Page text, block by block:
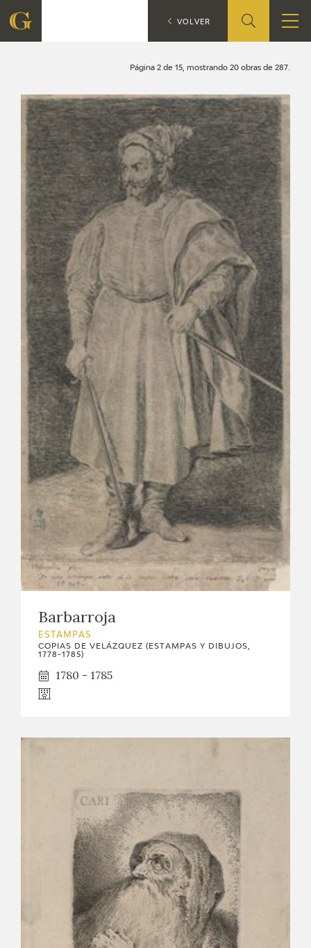
QUIENES SOMOS
CENTRO DE INVESTIGACIÓN Y DOCUMENTACIÓN
ACCIÓN CORPORATIVA
SEDE
CONTACTO
PROGRAMACIÓN
EXPOSICIONES
ACTIVIDADES
ACTUALIDAD
BLOG CUADERNO ITALIANO
FRANCISCO DE GOYA
CRONOLOGÍA
CATÁLOGO
GOYA EN EL MUNDO
PUBLICACIONES
TIENDA ONLINE
Página 2 de 15, mostrando 20 obras de 287.
Barbarroja
ESTAMPAS
COPIAS DE VELÁZQUEZ (ESTAMPAS Y DIBUJOS,
1778-1785)
1780 - 1785
CATÁLOGO Búsqueda
VOLVER